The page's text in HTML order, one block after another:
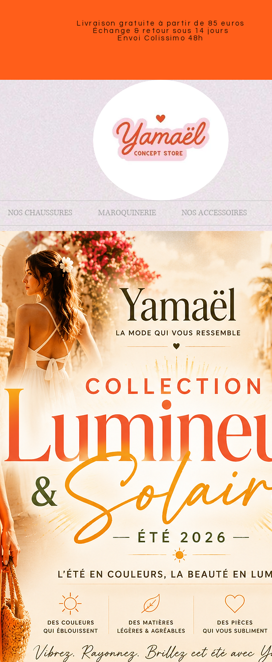
Livraison gratuite à partir de 85 euros
Échange & retour sous 14 jours
Envoi Colissimo 48h
NOS CHAUSSURES MAROQUINERIE NOS ACCESSOIRES